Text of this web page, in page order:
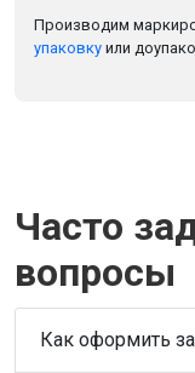
Производим
упаковку или
Часто
вопросы
Как оформить